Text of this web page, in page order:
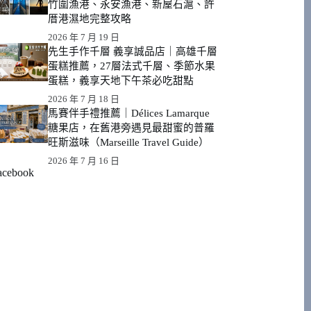
竹圍漁港、永安漁港、新屋石滬、許
厝港濕地完整攻略
2026 年 7 月 19 日
先生手作千層 義享誠品店｜高雄千層
蛋糕推薦，27層法式千層、季節水果
蛋糕，義享天地下午茶必吃甜點
2026 年 7 月 18 日
馬賽伴手禮推薦｜Délices Lamarque
糖果店，在舊港旁遇見最甜蜜的普羅
旺斯滋味（Marseille Travel Guide）
2026 年 7 月 16 日